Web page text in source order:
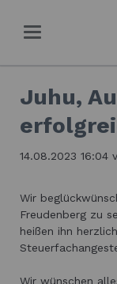
Juhu,
14.08.2023 16:04
Wir
Freudenberg zu
heißen ihn
Wir wünschen